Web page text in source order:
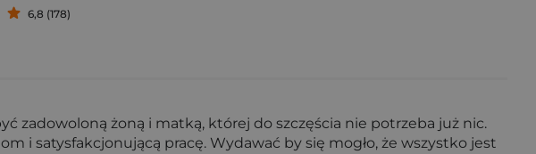
6,8 (178)
zadowoloną żoną i matką, której do szczęścia nie potrzeba już nic.
i satysfakcjonującą pracę. Wydawać by się mogło, że wszystko jest